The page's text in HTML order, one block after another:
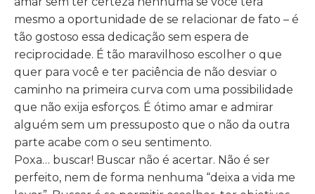
mesmo a oportunidade de se relacionar de fato – é
tão gostoso essa dedicação sem espera de
reciprocidade. É tão maravilhoso escolher o que
quer para você e ter paciência de não desviar o
caminho na primeira curva com uma possibilidade
que não exija esforços. É ótimo amar e admirar
alguém sem um pressuposto que o não da outra
parte acabe com o seu sentimento.
Poxa… buscar! Buscar não é acertar. Não é ser
perfeito, nem de forma nenhuma “deixa a vida me